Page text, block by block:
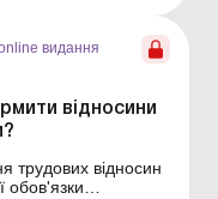
online видання
відносини
трудових відносин
обов'язки